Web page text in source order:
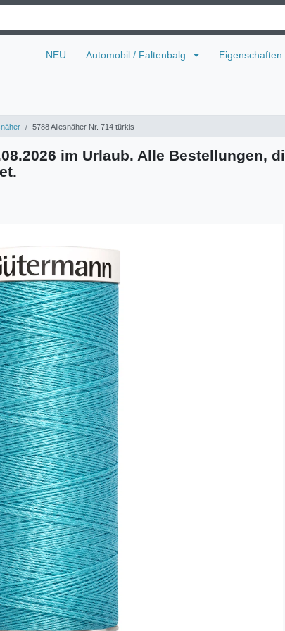
NEU Automobil / Faltenbalg Eigenschaften
5788 Allesnäher Nr. 714 türkis
im Urlaub. Alle Bestellungen,